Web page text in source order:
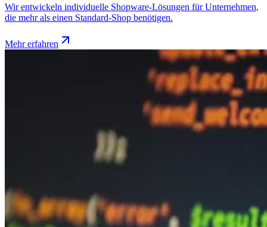
Wir entwickeln individuelle Shopware-Lösungen für Unternehmen,
die mehr als einen Standard-Shop benötigen.
Mehr erfahren